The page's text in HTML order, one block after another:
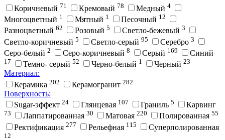
Коричневый 71 Кремовый 78 Медный 4
Многоцветный 1 Мятный 1 Песочный 12
Разноцветный 62 Розовый 5 Светло-бежевый 3
Светло-коричневый 5 Светло-серый 95 Серебро 3
Серо-белый 2 Серо-коричневый 8 Серый 169 Синий
17 Темно- серый 52 Черно-белый 1 Черный 23
Материал:
Керамика 202 Керамогранит 282
Поверхность:
Sugar-эффект 24 Глянцевая 107 Граниль 5 Карвинг
73 Лаппатированная 30 Матовая 220 Полированная 55
Ректификация 277 Рельефная 115 Суперполированная
12